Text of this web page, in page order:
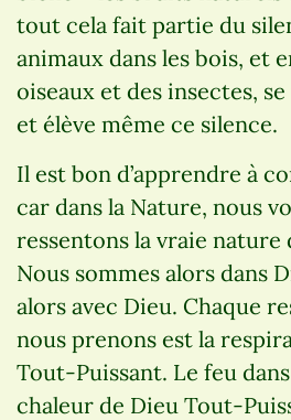
tout cela fait partie du
animaux dans les bois, et
oiseaux et des insectes,
et élève même ce silence.
Il est bon d’apprendre à
car dans la Nature, nous
ressentons la vraie nature
Nous sommes alors dans
alors avec Dieu. Chaque
nous prenons est la
Tout-Puissant. Le feu
chaleur de Dieu Tout-